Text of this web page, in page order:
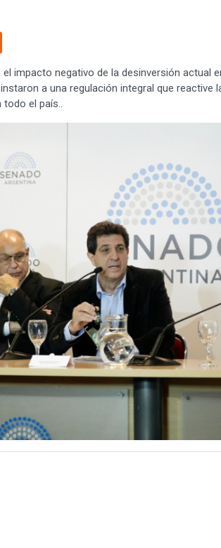
impacto negativo de la desinversión actual
a una regulación integral que reactive
el país..